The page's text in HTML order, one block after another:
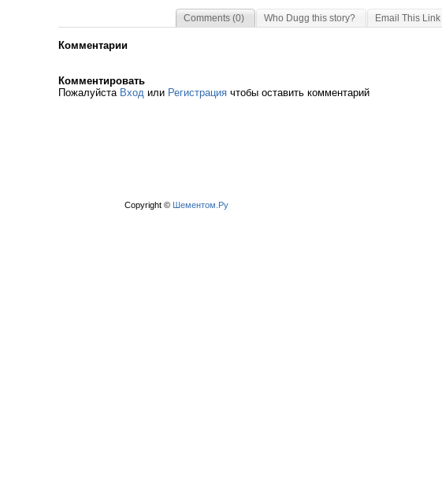
Comments (0) Who Dugg this story? Email This Link
Комментарии
Комментировать
Пожалуйста Вход или Регистрация чтобы оставить комментарий
Copyright © Шементом.Ру